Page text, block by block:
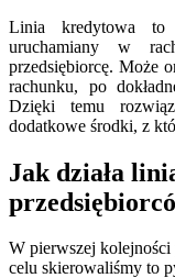
Linia kredytowa to
uruchamiany w
przedsiębiorcę. Może
rachunku, po
Dzięki temu
dodatkowe środki, z
Jak działa
W pierwszej kolejności
celu skierowaliśmy to